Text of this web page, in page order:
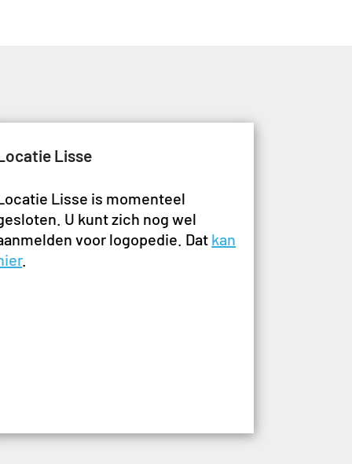
Lisse
Lisse is momenteel
U kunt zich nog wel
voor logopedie. Dat kan
.